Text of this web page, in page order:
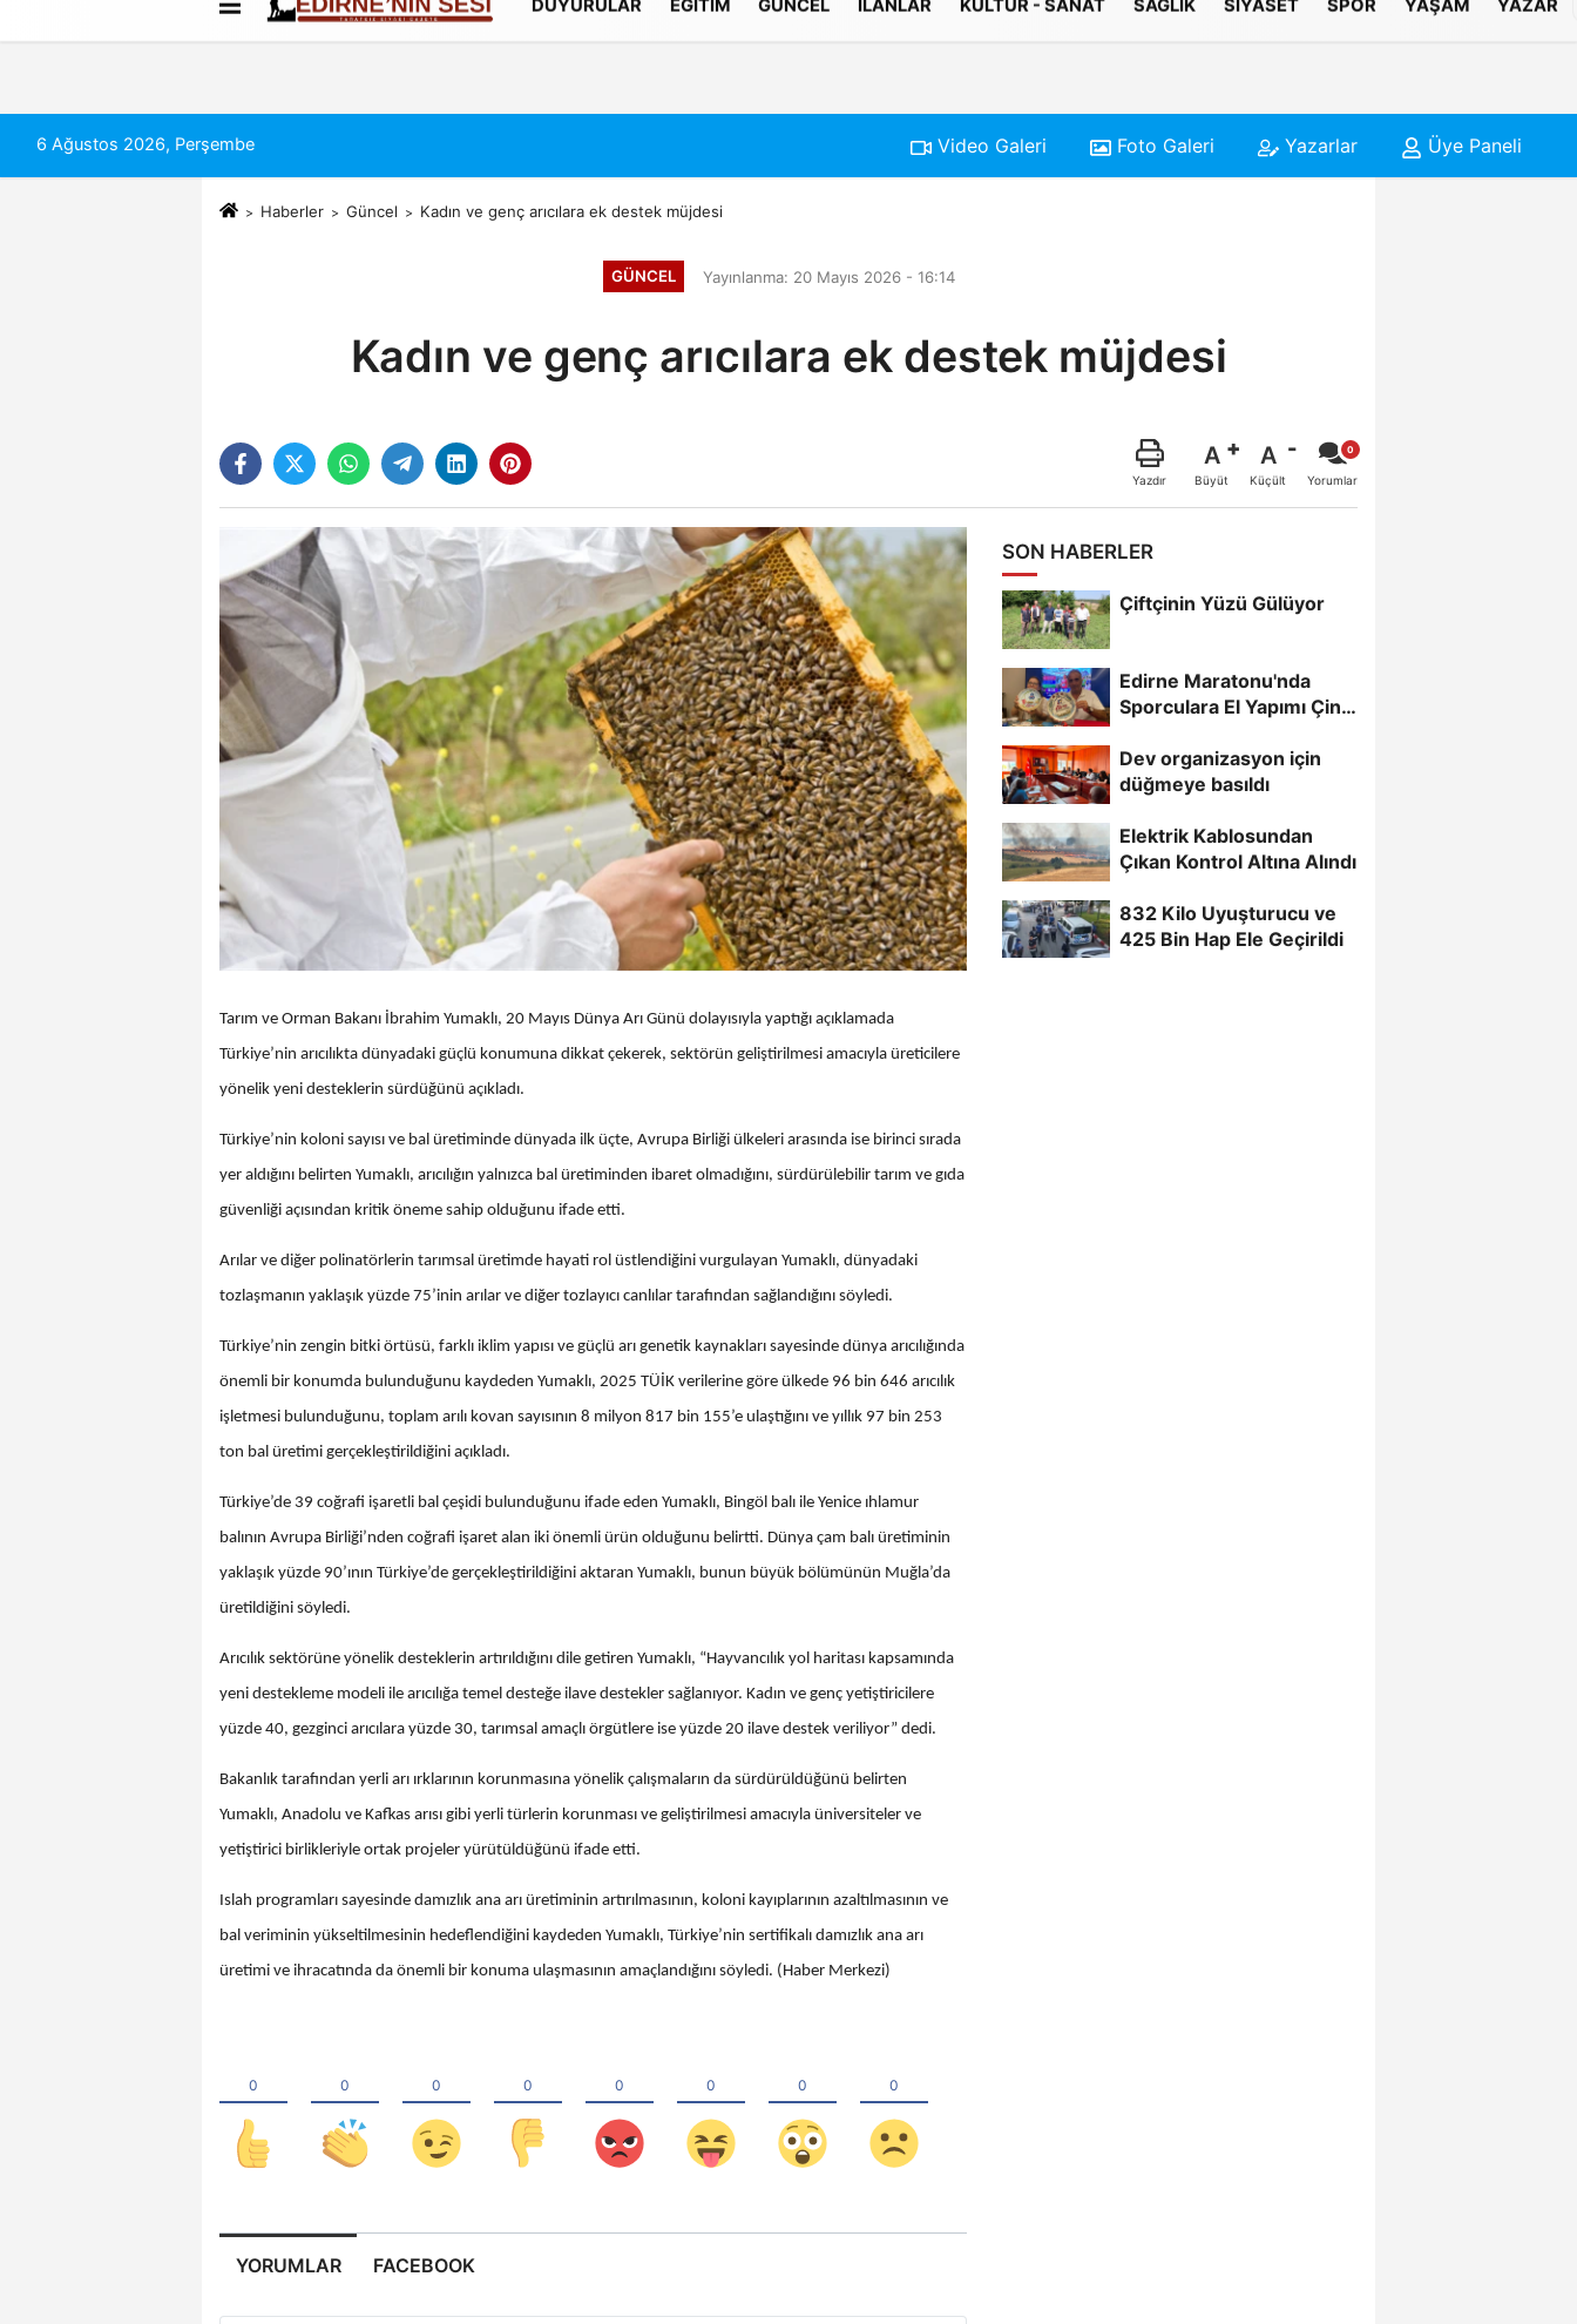
Künye İletişim Çerez Politikası
DUYURULAR EĞITIM GÜNCEL İLANLAR KÜLTÜR - SANAT SAĞLIK SIYASET SPOR YAŞAM YAZAR
6 Ağustos 2026, Perşembe Video Galeri Foto Galeri Yazarlar Üye Paneli
Haberler Güncel Kadın ve genç arıcılara ek destek müjdesi
GÜNCEL Yayınlanma: 20 Mayıs 2026 - 16:14
Kadın ve genç arıcılara ek destek müjdesi
Yazdır
A
Büyüt
A
Küçült Yorumlar
Tarım ve Orman Bakanı İbrahim Yumaklı, 20 Mayıs Dünya Arı Günü dolayısıyla yaptığı açıklamada
Türkiye’nin arıcılıkta dünyadaki güçlü konumuna dikkat çekerek, sektörün geliştirilmesi amacıyla üreticilere
yönelik yeni desteklerin sürdüğünü açıkladı.
Türkiye’nin koloni sayısı ve bal üretiminde dünyada ilk üçte, Avrupa Birliği ülkeleri arasında ise birinci sırada
yer aldığını belirten Yumaklı, arıcılığın yalnızca bal üretiminden ibaret olmadığını, sürdürülebilir tarım ve gıda
güvenliği açısından kritik öneme sahip olduğunu ifade etti.
Arılar ve diğer polinatörlerin tarımsal üretimde hayati rol üstlendiğini vurgulayan Yumaklı, dünyadaki
tozlaşmanın yaklaşık yüzde 75’inin arılar ve diğer tozlayıcı canlılar tarafından sağlandığını söyledi.
Türkiye’nin zengin bitki örtüsü, farklı iklim yapısı ve güçlü arı genetik kaynakları sayesinde dünya arıcılığında
önemli bir konumda bulunduğunu kaydeden Yumaklı, 2025 TÜİK verilerine göre ülkede 96 bin 646 arıcılık
işletmesi bulunduğunu, toplam arılı kovan sayısının 8 milyon 817 bin 155’e ulaştığını ve yıllık 97 bin 253
ton bal üretimi gerçekleştirildiğini açıkladı.
Türkiye’de 39 coğrafi işaretli bal çeşidi bulunduğunu ifade eden Yumaklı, Bingöl balı ile Yenice ıhlamur
balının Avrupa Birliği’nden coğrafi işaret alan iki önemli ürün olduğunu belirtti. Dünya çam balı üretiminin
yaklaşık yüzde 90’ının Türkiye’de gerçekleştirildiğini aktaran Yumaklı, bunun büyük bölümünün Muğla’da
üretildiğini söyledi.
Arıcılık sektörüne yönelik desteklerin artırıldığını dile getiren Yumaklı, “Hayvancılık yol haritası kapsamında
yeni destekleme modeli ile arıcılığa temel desteğe ilave destekler sağlanıyor. Kadın ve genç yetiştiricilere
yüzde 40, gezginci arıcılara yüzde 30, tarımsal amaçlı örgütlere ise yüzde 20 ilave destek veriliyor” dedi.
Bakanlık tarafından yerli arı ırklarının korunmasına yönelik çalışmaların da sürdürüldüğünü belirten
Yumaklı, Anadolu ve Kafkas arısı gibi yerli türlerin korunması ve geliştirilmesi amacıyla üniversiteler ve
yetiştirici birlikleriyle ortak projeler yürütüldüğünü ifade etti.
Islah programları sayesinde damızlık ana arı üretiminin artırılmasının, koloni kayıplarının azaltılmasının ve
bal veriminin yükseltilmesinin hedeflendiğini kaydeden Yumaklı, Türkiye’nin sertifikalı damızlık ana arı
üretimi ve ihracatında da önemli bir konuma ulaşmasının amaçlandığını söyledi. (Haber Merkezi)
YORUMLAR FACEBOOK
SON HABERLER
Çiftçinin Yüzü Gülüyor
Edirne Maratonu'nda
Sporculara El Yapımı Çini
Dev organizasyon için
düğmeye basıldı
Elektrik Kablosundan
Çıkan Kontrol Altına Alındı
832 Kilo Uyuşturucu ve
425 Bin Hap Ele Geçirildi